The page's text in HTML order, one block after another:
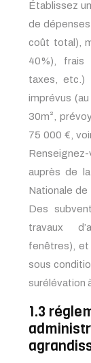
Établissez
de
coût total),
40%), frais
taxes, etc.)
imprévus
30m²,
75 000 €,
auprès de
Nationale de
Des
travaux
fenêtres), et
sous
surélévation
1.3